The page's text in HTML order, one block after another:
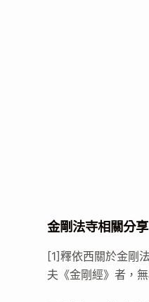
金剛法寺相關分享
[1]釋依西關於金剛
夫《金剛經》者，